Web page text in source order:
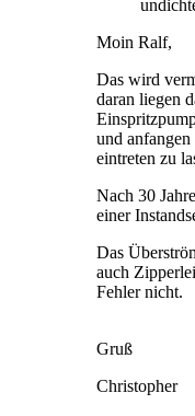
Moin Ralf,
Das wird
daran liegen
und
eintreten zu
Nach 30
einer
Das
auch
Fehler nicht.
Gruß
Christopher